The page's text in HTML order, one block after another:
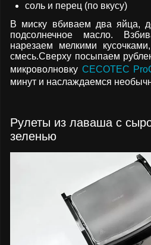
соль и перец (по вкусу)
В миску вбиваем два яйца,
подсолнечное масло.
нарезаем мелкими
смесь.Сверху посыпаем
микроволновку CECOTEC
минут и наслаждаемся
Рулеты из лаваша с
зеленью